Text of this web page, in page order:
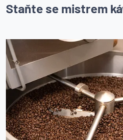
Staňte se mistrem